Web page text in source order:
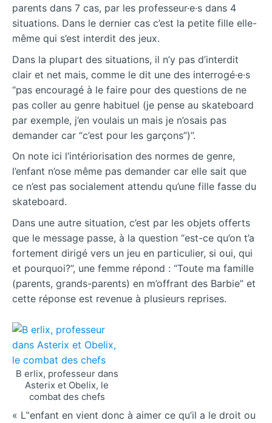
parents dans 7 cas, par les professeur·e·s dans 4
situations. Dans le dernier cas c’est la petite fille elle-
même qui s’est interdit des jeux.
Dans la plupart des situations, il n’y pas d’interdit
clair et net mais, comme le dit une des interrogé·e·s
“pas encouragé à le faire pour des questions de ne
pas coller au genre habituel (je pense au skateboard
par exemple, j’en voulais un mais je n’osais pas
demander car “c’est pour les garçons”)”.
On note ici l’intériorisation des normes de genre,
l’enfant n’ose même pas demander car elle sait que
ce n’est pas socialement attendu qu’une fille fasse du
skateboard.
Dans une autre situation, c’est par les objets offerts
que le message passe, à la question “est-ce qu’on t’a
fortement dirigé vers un jeu en particulier, si oui, qui
et pourquoi?”, une femme répond : “Toute ma famille
(parents, grands-parents) en m’offrant des Barbie” et
cette réponse est revenue à plusieurs reprises.
B erlix, professeur dans
Asterix et Obelix, le
combat des chefs
« L‟enfant en vient donc à aimer ce qu’il a le droit ou